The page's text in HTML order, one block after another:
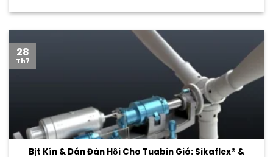
Bịt Kín & Dán Đàn Hồi Cho Tuabin Gió: Sikaflex® &
28
Th7